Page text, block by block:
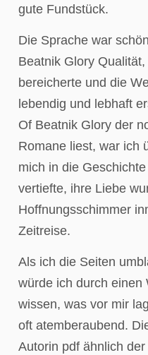
gute Fundstück.
Die Sprache war
Beatnik Glory
bereicherte und die
lebendig und lebhaft
Of Beatnik Glory der
Romane liest, war ich
mich in die
vertiefte, ihre Liebe
Hoffnungsschimmer
Zeitreise.
Als ich die Seiten
würde ich durch einen
wissen, was vor mir
oft atemberaubend.
Autorin pdf ähnlich